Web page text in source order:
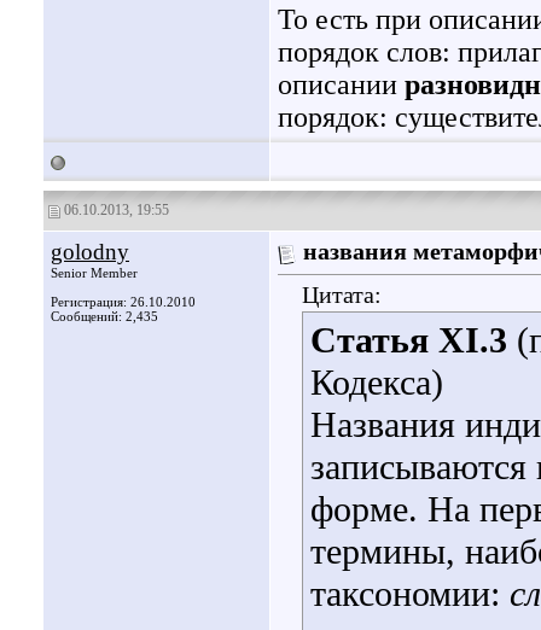
То есть при
порядок слов:
описании
порядок:
06.10.2013, 19:55
golodny
Senior Member
Регистрация: 26.10.2010
Сообщений: 2,435
названия
Цитата:
Статья XI.3
Кодекса)
Названия
записываются
форме. На
термины,
таксономии: